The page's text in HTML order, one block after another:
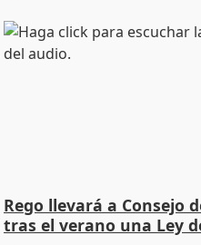
Rego llevará a Consejo
tras el verano una Ley